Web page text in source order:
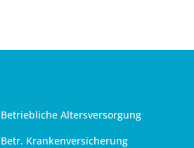
Betriebliche Altersversorgung
Betr. Krankenversicherung